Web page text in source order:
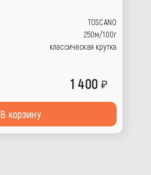
TOSCANO
250м/100г
классическая крутка
1 400
В корзину